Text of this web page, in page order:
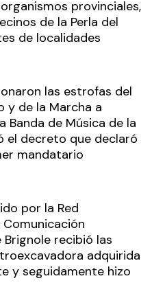
provinciales,
de la Perla del
de localidades
las estrofas del
y de la Marcha a
Banda de Música de la
el decreto que declaró
mandatario
por la Red
recibió las
adquirida
y seguidamente hizo